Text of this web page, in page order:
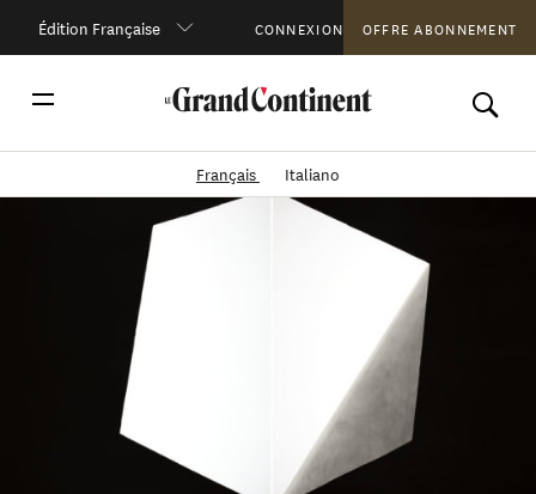
Édition Française CONNEXION OFFRE ABONNEMENT
Français Italiano